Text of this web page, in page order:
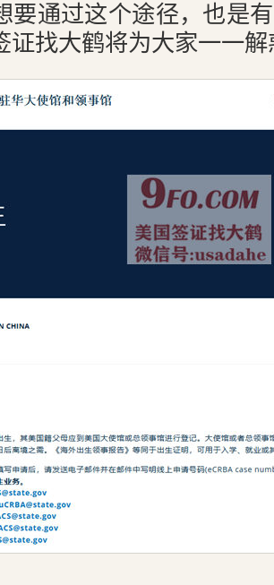
要通过这个途径，也是
证找大鹤将为大家一一解